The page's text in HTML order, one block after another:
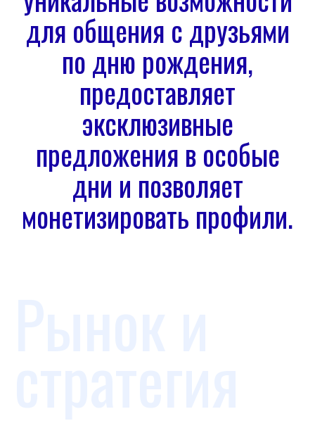
для общения с друзьями
по дню рождения,
предоставляет
эксклюзивные
предложения в особые
дни и позволяет
монетизировать профили.